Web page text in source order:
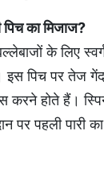
का मिजाज?
के लिए
इस पिच पर तेज
करने होते हैं।
पर पहली पारी